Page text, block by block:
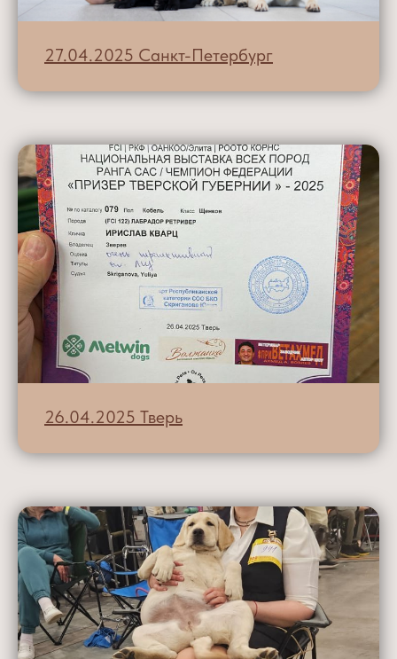
27.04.2025 Санкт-Петербург
26.04.2025 Тверь